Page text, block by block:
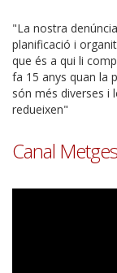
"La nostra
planificació i
que és a qui li
fa 15 anys quan la
són més diverses i
redueixen"
Canal Metges